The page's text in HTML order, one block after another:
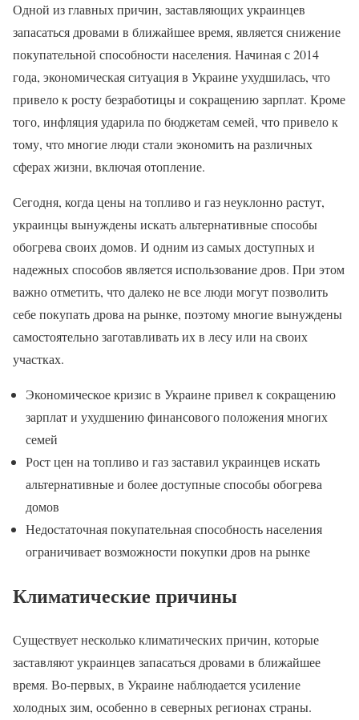
Одной из главных причин, заставляющих украинцев
запасаться дровами в ближайшее время, является снижение
покупательной способности населения. Начиная с 2014
года, экономическая ситуация в Украине ухудшилась, что
привело к росту безработицы и сокращению зарплат. Кроме
того, инфляция ударила по бюджетам семей, что привело к
тому, что многие люди стали экономить на различных
сферах жизни, включая отопление.
Сегодня, когда цены на топливо и газ неуклонно растут,
украинцы вынуждены искать альтернативные способы
обогрева своих домов. И одним из самых доступных и
надежных способов является использование дров. При этом
важно отметить, что далеко не все люди могут позволить
себе покупать дрова на рынке, поэтому многие вынуждены
самостоятельно заготавливать их в лесу или на своих
участках.
Экономическое кризис в Украине привел к сокращению
зарплат и ухудшению финансового положения многих
семей
Рост цен на топливо и газ заставил украинцев искать
альтернативные и более доступные способы обогрева
домов
Недостаточная покупательная способность населения
ограничивает возможности покупки дров на рынке
Климатические причины
Существует несколько климатических причин, которые
заставляют украинцев запасаться дровами в ближайшее
время. Во-первых, в Украине наблюдается усиление
холодных зим, особенно в северных регионах страны.